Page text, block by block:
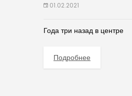
01.02.2021
Года три назад в центре
Подробнее